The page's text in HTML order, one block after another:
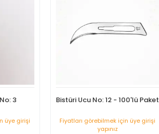
3
üye girişi
Bistüri Ucu No: 12 - 100'lü Paket
Fiyatları görebilmek için üye girişi
yapınız